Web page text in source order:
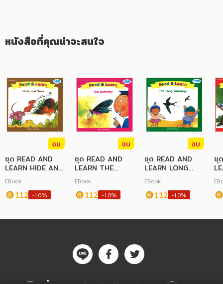
หนังสือที่คุณน่าจะสนใจ
จบ
ชุด READ AND
LEARN HIDE AND
SEEK
EBook
112 -10%
จบ
ชุด READ AND
LEARN THE
BUTERFLY
EBook
112 -10%
จบ
ชุด READ AND
LEARN LONG
JOURNEYS
EBook
112 -10%
ชุ